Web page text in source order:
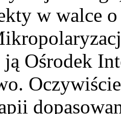
w walce
Ośrodek